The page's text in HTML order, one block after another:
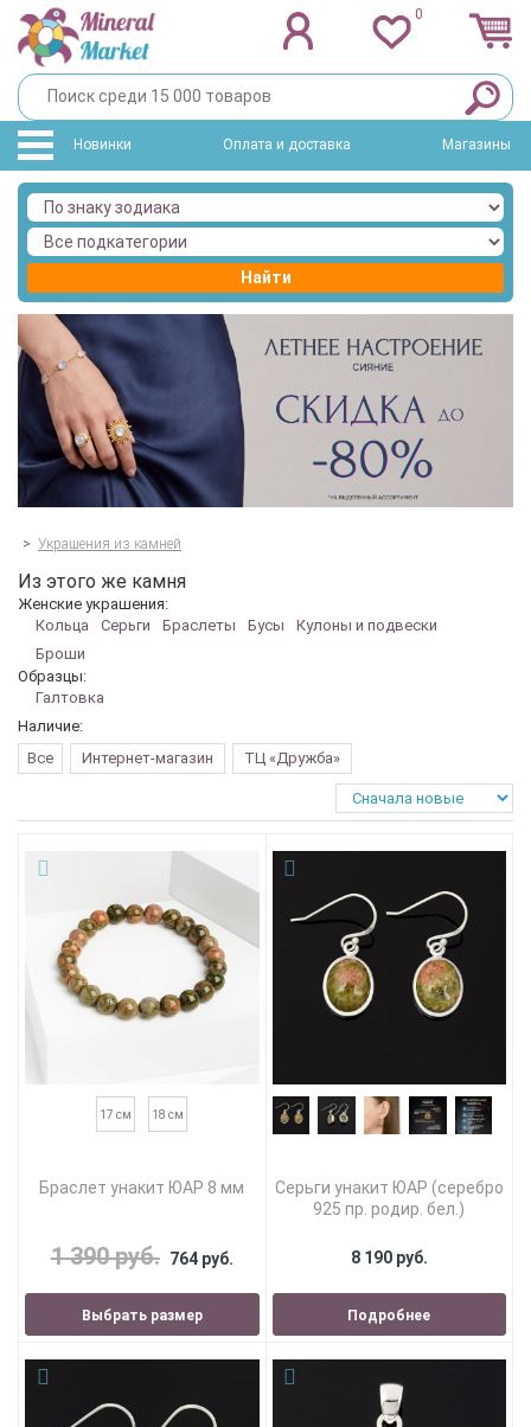
0
Новинки Оплата и доставка Магазины
Найти
> Украшения из камней
Из этого же камня
Женские украшения:
Кольца
Серьги Браслеты Бусы
Кулоны и подвески
Броши
Образцы:
Галтовка
Наличие:
Все
Интернет-магазин ТЦ «Дружба»
17 см 18 см
Браслет унакит ЮАР 8 мм
1 390 руб. 764 руб.
Выбрать размер
Серьги унакит ЮАР (серебро
925 пр. родир. бел.)
8 190 руб.
Подробнее